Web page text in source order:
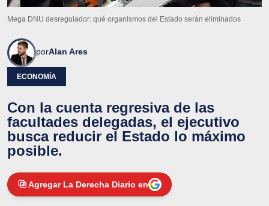
Mega DNU desregulador: qué organismos del Estado serán eliminados
porAlan Ares
ECONOMÍA
Con la cuenta regresiva de las
facultades delegadas, el ejecutivo
busca reducir el Estado lo máximo
posible.
Agregar La Derecha Diario en